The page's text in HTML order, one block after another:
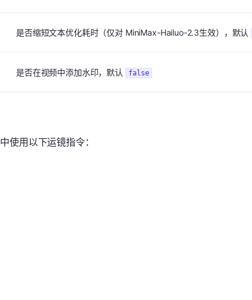
是否缩短文本优化耗时（仅对 MiniMax-Hailuo-2.3生效），默认
是否在视频中添加水印，默认 false
中使用以下运镜指令：